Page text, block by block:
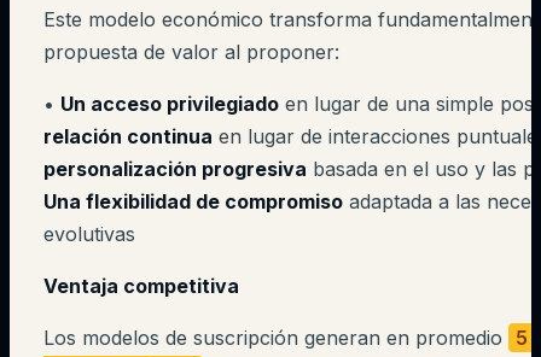
Este modelo económico transforma
propuesta de valor al proponer:
• Un acceso privilegiado en lugar de una simple
relación continua en lugar de interacciones
personalización progresiva basada en el uso y las
Una flexibilidad de compromiso adaptada a las
evolutivas
Ventaja competitiva
Los modelos de suscripción generan en promedio
5